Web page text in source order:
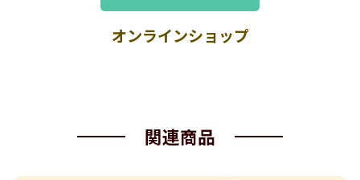
オンラインショップ
関連商品